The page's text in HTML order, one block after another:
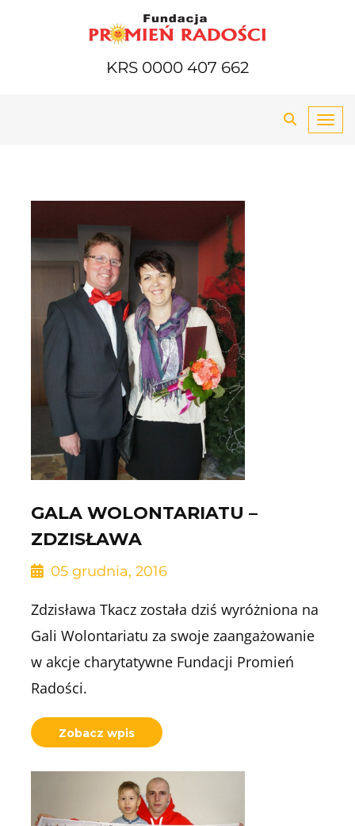
KRS 0000 407 662
GALA WOLONTARIATU –
ZDZISŁAWA
05 grudnia, 2016
Zdzisława Tkacz została dziś wyróżniona na
Gali Wolontariatu za swoje zaangażowanie
w akcje charytatywne Fundacji Promień
Radości.
Zobacz wpis